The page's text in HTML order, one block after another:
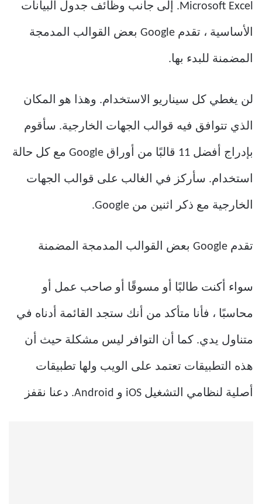
Microsoft Excel. إلى جانب وظائف جدول البيانات
الأساسية ، تقدم Google بعض القوالب المدمجة
المضمنة للبدء بها.
لن يغطي كل سيناريو الاستخدام. وهذا هو المكان
الذي تتوافق فيه قوالب الجهات الخارجية. سأقوم
بإدراج أفضل 11 قالبًا من أوراق Google مع كل حالة
استخدام. سأركز في الغالب على قوالب الجهات
الخارجية مع ذكر اثنين من Google.
تقدم Google بعض القوالب المدمجة المضمنة
سواء أكنت طالبًا أو مسوقًا أو صاحب عمل أو
محاسبًا ، فأنا متأكد من أنك ستجد القائمة أدناه في
متناول يدي. كما أن التوافر ليس مشكلة حيث أن
هذه التطبيقات تعتمد على الويب ولها تطبيقات
أصلية لنظامي التشغيل iOS و Android. دعنا نقفز